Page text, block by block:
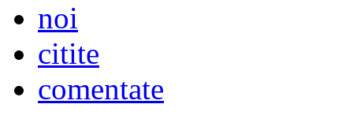
noi
citite
comentate